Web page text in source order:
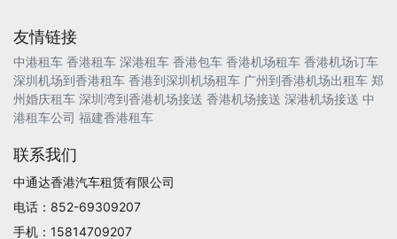
友情链接
中港租车 香港租车 深港租车 香港包车 香港机场租车 香港机场订车
深圳机场到香港租车 香港到深圳机场租车 广州到香港机场出租车 郑
州婚庆租车 深圳湾到香港机场接送 香港机场接送 深港机场接送 中
港租车公司 福建香港租车
联系我们
中通达香港汽车租赁有限公司
电话：852-69309207
手机：15814709207